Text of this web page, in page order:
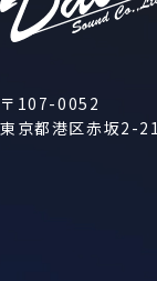
〒107-0052
東京都港区赤坂2-